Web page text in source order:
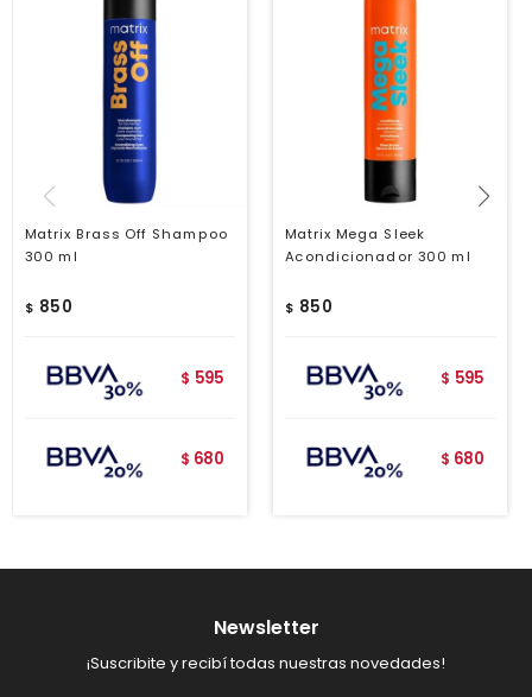
Matrix Brass Off Shampoo
300 ml
$ 850
$ 595
$ 680
Matrix Mega Sleek
Acondicionador 300 ml
$ 850
$ 595
$ 680
Newsletter
¡Suscribite y recibí todas nuestras novedades!